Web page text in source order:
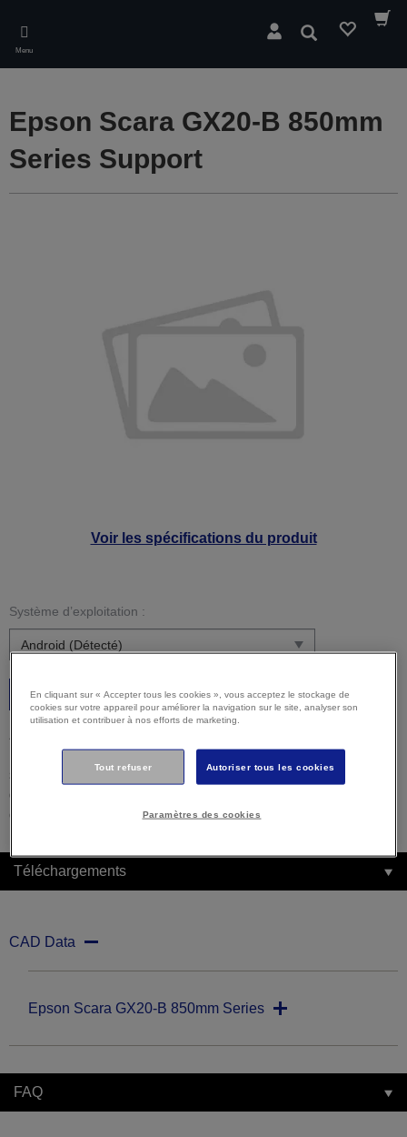
main
content
Menu
Rechercher
Voir les spécifications du produit
Epson Scara GX20-B 850mm
Series Support
Système d’exploitation :
C’est parti
ne soit pas détecté correctement. Il est important que vous
sélectionniez manuellement votre système d'exploitation ci-
dessus pour vous assurer que vous visualisez un contenu
compatible.
Téléchargements
CAD Data
Epson Scara GX20-B 850mm Series
FAQ
En cliquant sur « Accepter tous les cookies », vous acceptez le stockage de
cookies sur votre appareil pour améliorer la navigation sur le site, analyser son
utilisation et contribuer à nos efforts de marketing.
Tout refuser Autoriser tous les cookies
Paramètres des cookies